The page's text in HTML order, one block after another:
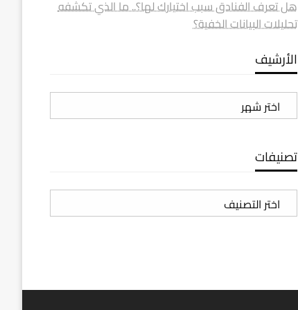
هل تعرف الفنادق سبب اختيارك لها؟.. ما الذي تكشفه
تحليلات البيانات الخفية؟
الأرشيف
الأرشيف
تصنيفات
تصنيفات